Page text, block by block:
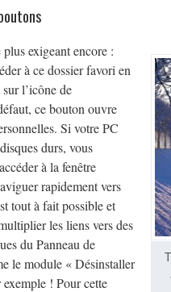
exigeant encore :
à ce dossier favori en
l’icône de
ce bouton ouvre
Si votre PC
durs, vous
à la fenêtre
rapidement vers
tout à fait possible et
les liens vers des
du Panneau de
le module « Désinstaller
! Pour cette